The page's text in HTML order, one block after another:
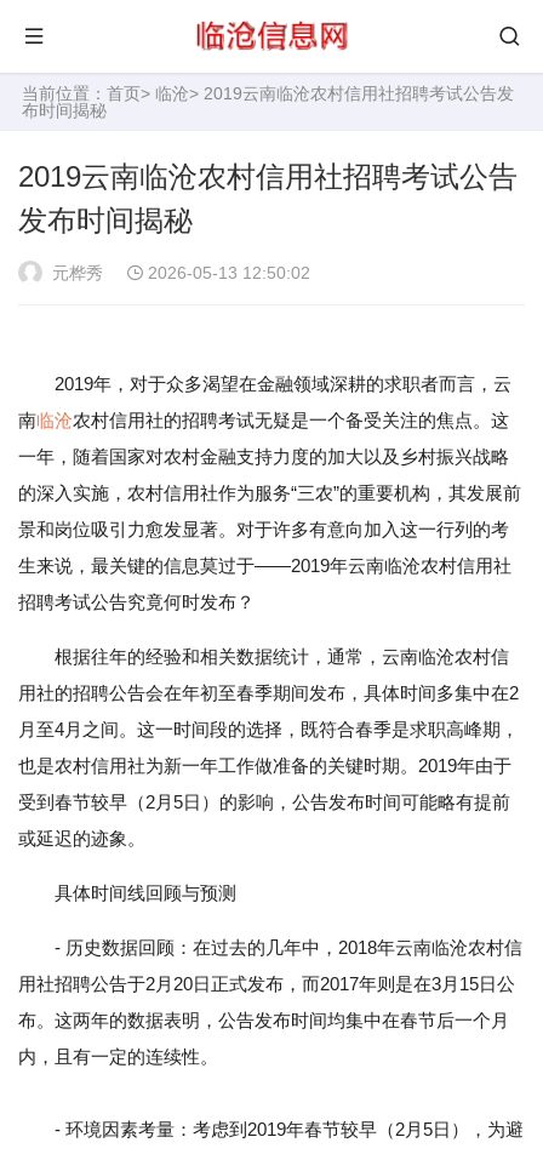
当前位置： 首页> 临沧> 2019云南临沧农村信用社招聘考试公告发
布时间揭秘
2019云南临沧农村信用社招聘考试公告
发布时间揭秘
元桦秀 2026-05-13 12:50:02
2019年，对于众多渴望在金融领域深耕的求职者而言，云
南临沧农村信用社的招聘考试无疑是一个备受关注的焦点。这
一年，随着国家对农村金融支持力度的加大以及乡村振兴战略
的深入实施，农村信用社作为服务“三农”的重要机构，其发展前
景和岗位吸引力愈发显著。对于许多有意向加入这一行列的考
生来说，最关键的信息莫过于——2019年云南临沧农村信用社
招聘考试公告究竟何时发布？
根据往年的经验和相关数据统计，通常，云南临沧农村信
用社的招聘公告会在年初至春季期间发布，具体时间多集中在2
月至4月之间。这一时间段的选择，既符合春季是求职高峰期，
也是农村信用社为新一年工作做准备的关键时期。2019年由于
受到春节较早（2月5日）的影响，公告发布时间可能略有提前
或延迟的迹象。
具体时间线回顾与预测
- 历史数据回顾：在过去的几年中，2018年云南临沧农村信
用社招聘公告于2月20日正式发布，而2017年则是在3月15日公
布。这两年的数据表明，公告发布时间均集中在春节后一个月
内，且有一定的连续性。
- 环境因素考量：考虑到2019年春节较早（2月5日），为避